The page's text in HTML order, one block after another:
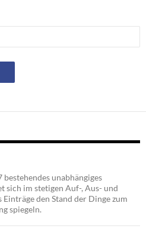
unabhängiges
im stetigen Auf-, Aus- und
Einträge den Stand der Dinge zum
spiegeln.